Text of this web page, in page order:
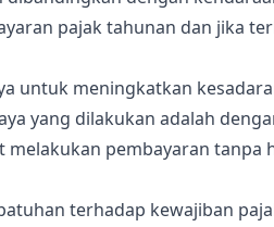
pajak tahunan dan jika
untuk meningkatkan
yang dilakukan adalah
pembayaran tanpa
terhadap kewajiban